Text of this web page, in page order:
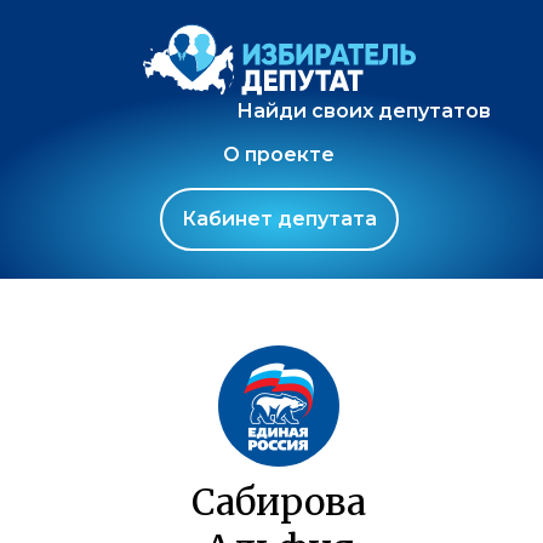
Найди своих депутатов
О проекте
Кабинет депутата
Сабирова